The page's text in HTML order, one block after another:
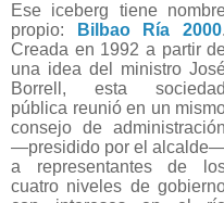
Ese iceberg tiene
propio:
Bilbao Ría 2000.
Creada en 1992 a partir
una idea del ministro
Borrell, esta sociedad
pública reunió en un
consejo de administración
—presidido por el
a representantes de
cuatro niveles de